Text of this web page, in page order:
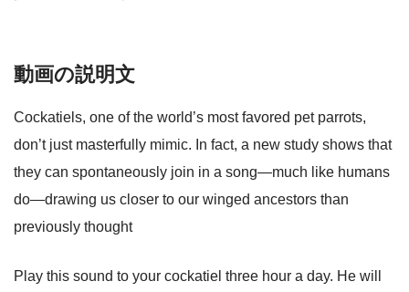
動画の説明文
Cockatiels, one of the world’s most favored pet parrots,
don’t just masterfully mimic. In fact, a new study shows that
they can spontaneously join in a song—much like humans
do—drawing us closer to our winged ancestors than
previously thought
Play this sound to your cockatiel three hour a day. He will